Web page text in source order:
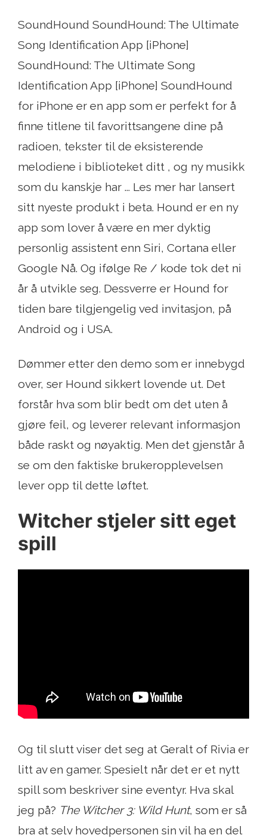
SoundHound SoundHound: The Ultimate
Song Identification App [iPhone]
SoundHound: The Ultimate Song
Identification App [iPhone] SoundHound
for iPhone er en app som er perfekt for å
finne titlene til favorittsangene dine på
radioen, tekster til de eksisterende
melodiene i biblioteket ditt , og ny musikk
som du kanskje har ... Les mer har lansert
sitt nyeste produkt i beta. Hound er en ny
app som lover å være en mer dyktig
personlig assistent enn Siri, Cortana eller
Google Nå. Og ifølge Re / kode tok det ni
år å utvikle seg. Dessverre er Hound for
tiden bare tilgjengelig ved invitasjon, på
Android og i USA.
Dømmer etter den demo som er innebygd
over, ser Hound sikkert lovende ut. Det
forstår hva som blir bedt om det uten å
gjøre feil, og leverer relevant informasjon
både raskt og nøyaktig. Men det gjenstår å
se om den faktiske brukeropplevelsen
lever opp til dette løftet.
Witcher stjeler sitt eget
spill
Og til slutt viser det seg at Geralt of Rivia er
litt av en gamer. Spesielt når det er et nytt
spill som beskriver sine eventyr. Hva skal
jeg på? The Witcher 3: Wild Hunt, som er så
bra at selv hovedpersonen sin vil ha en del